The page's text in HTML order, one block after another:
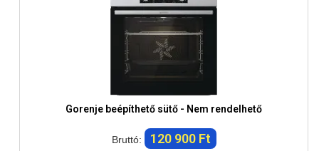
Gorenje beépíthető sütő - Nem rendelhető
Bruttó: 120 900 Ft